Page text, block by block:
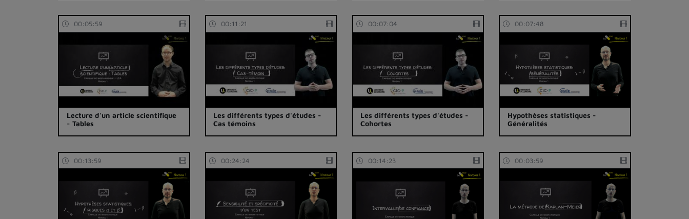
00:05:59
Lecture d'un article scientifique
- Tables
00:11:21
Les différents types d'études -
Cas témoins
00:07:04
Les différents types d'études -
Cohortes
00:07:48
Hypothèses statistiques -
Généralités
00:13:59 00:24:24 00:14:23 00:03:59